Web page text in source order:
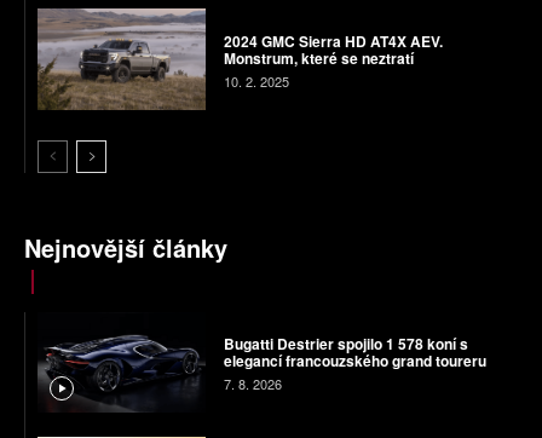
2024 GMC Sierra HD AT4X AEV.
Monstrum, které se neztratí
10. 2. 2025
Nejnovější články
Bugatti Destrier spojilo 1 578 koní s
elegancí francouzského grand toureru
7. 8. 2026